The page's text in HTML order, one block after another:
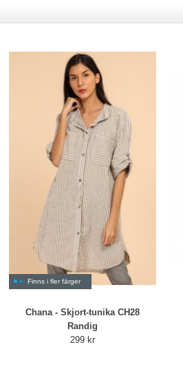
Finns i fler färger
Chana - Skjort-tunika CH28
Randig
299 kr